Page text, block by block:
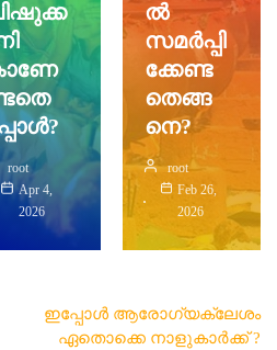
root
Apr 4,
2026
ൽ
സമർപ്പി
ക്കേണ്ട
തെങ്ങ
നെ?
root
Feb 26,
2026
ഇപ്പോൾ ആരോഗ്യക്ലേശം
ഏതൊക്കെ നാളുകാർക്ക് ?